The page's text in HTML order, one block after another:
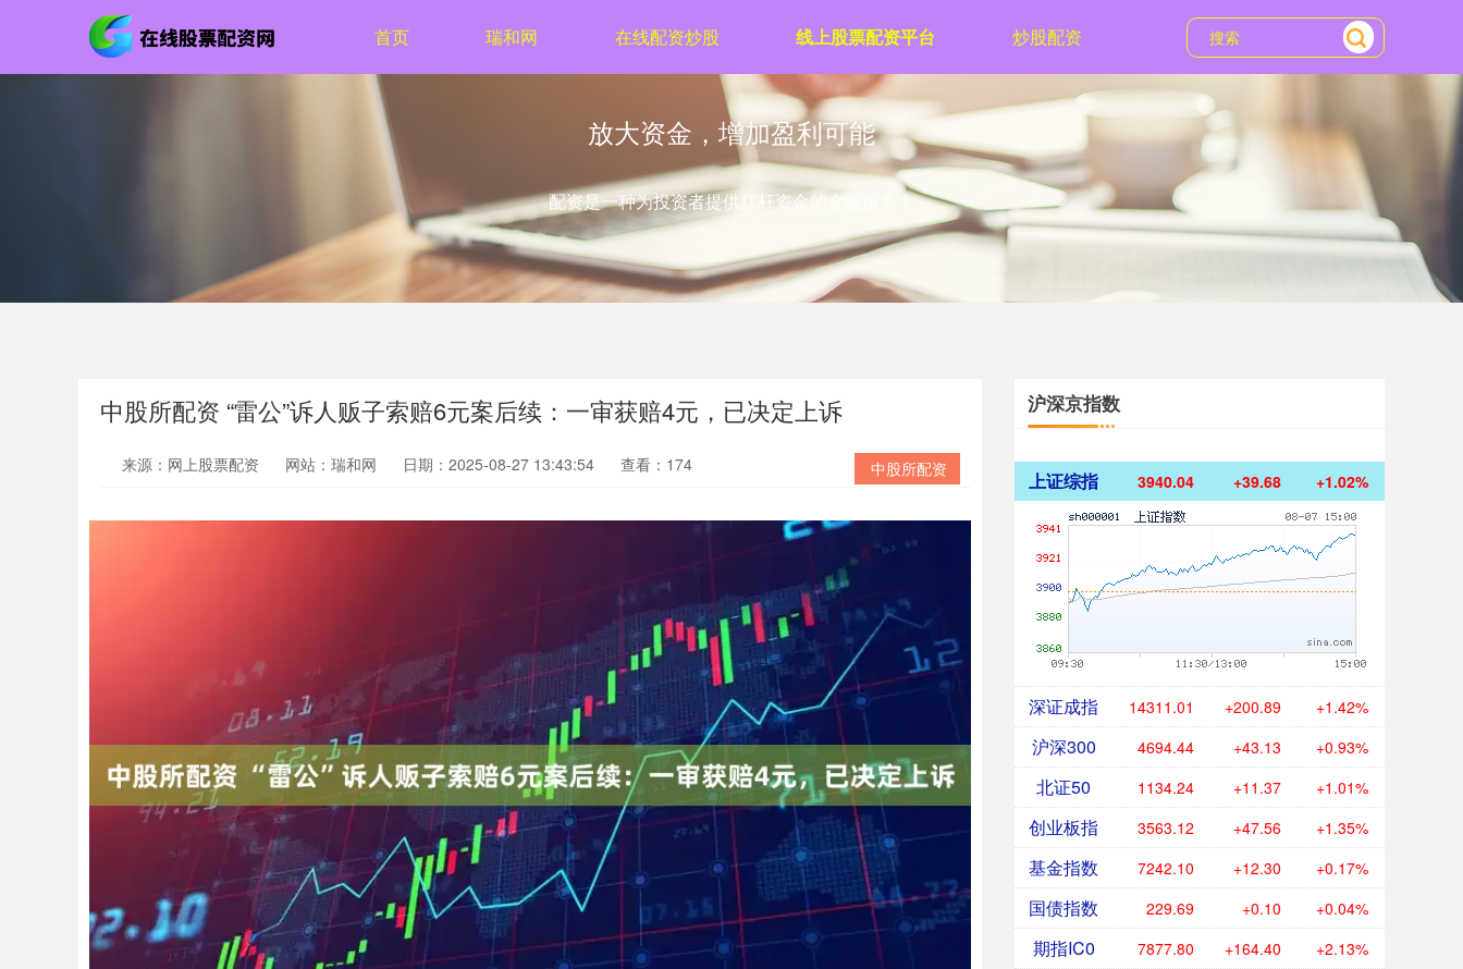
首页 瑞和网 在线配资炒股 线上股票配资平台 炒股配资
放大资金，增加盈利可能
配资是一种为投资者提供杠杆资金的金融服务！
中股所配资 “雷公”诉人贩子索赔6元案后续：一审获赔4元，已决定上诉
中股所配资
来源：网上股票配资 网站：瑞和网 日期：2025-08-27 13:43:54 查看：174
沪深京指数
上证综指 3940.04 +39.68 +1.02%
深证成指 14311.01 +200.89 +1.42%
沪深300 4694.44 +43.13 +0.93%
北证50 1134.24 +11.37 +1.01%
创业板指 3563.12 +47.56 +1.35%
基金指数 7242.10 +12.30 +0.17%
国债指数 229.69 +0.10 +0.04%
期指IC0 7877.80 +164.40 +2.13%